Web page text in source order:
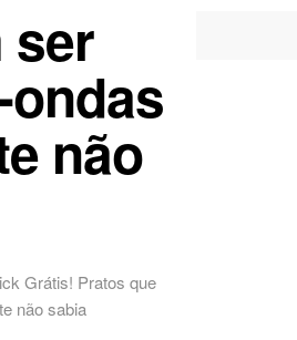
ser
não
Grátis! Pratos que
não sabia